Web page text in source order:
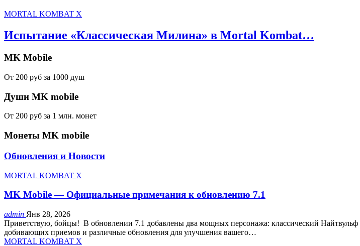
MORTAL KOMBAT X
Испытание «Классическая Милина» в Mortal Kombat…
MK Mobile
От 200 руб за 1000 душ
Души MK mobile
От 200 руб за 1 млн. монет
Монеты MK mobile
Обновления и Новости
MORTAL KOMBAT X
MK Mobile — Официальные примечания к обновлению 7.1
admin Янв 28, 2026
Приветствую, бойцы! В обновлении 7.1 добавлены два мощных персонажа: классический
добивающих приемов и различные обновления для улучшения вашего…
MORTAL KOMBAT X